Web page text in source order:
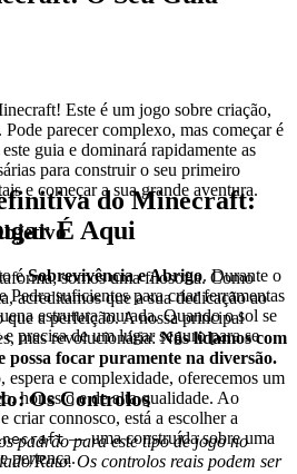
Este é um jogo sobre criação,
Pode parecer complexo, mas começar é
guia e dominará rapidamente as
para construir o seu primeiro
e começar a sua grande aventura.
éSobrevivência e Abrigo. Durante o
Pedra suficientes para criar ferramentas
estrutura murada. Quando o sol se
precisa de um lugar seguro para se
Os Controlos
padrão para este tipo de jogo no
Rato. Os controlos reais podem ser
do Minecraft:
É Aqui
somos uma filosofia. Como
acreditamos que a sua dedicação ao
que a perfeição. A nossa principal
mas revolucionária:Nós lidamos com
possa focar puramente na diversão.
e complexidade, oferecemos um
honesto e de alta qualidade. Ao
criar connosco, está a escolher a
— uma construída sobre uma
pertença.